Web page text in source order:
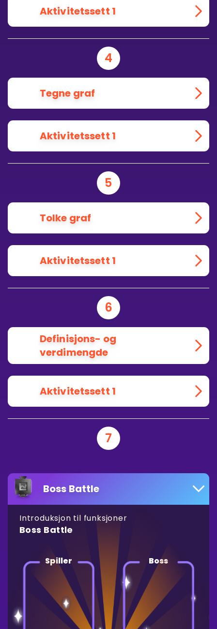
Aktivitetssett 1
4
Tegne graf
Aktivitetssett 1
5
Tolke graf
Aktivitetssett 1
6
Definisjons- og
verdimengde
Aktivitetssett 1
7
Boss Battle
Introduksjon til funksjoner
Boss Battle
Spiller Boss